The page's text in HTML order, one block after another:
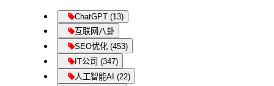
ChatGPT (13)
互联网八卦
SEO优化 (453)
IT公司 (347)
人工智能AI (22)